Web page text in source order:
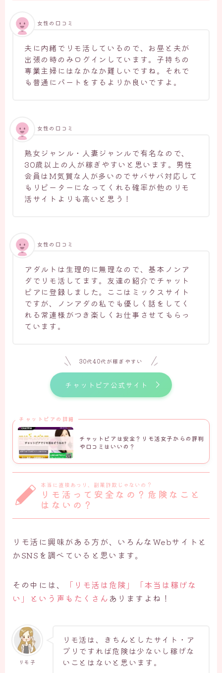
夫に内緒でリモ活しているので、お昼と夫が
出張の時のみログインしています。子持ちの
専業主婦にはなかなか難しいですね。それで
も普通にパートをするよりか良いですよ。
女性の口コミ
熟女ジャンル・人妻ジャンルで有名なので、
30歳以上の人が稼ぎやすいと思います。男性
会員はM気質な人が多いのでサバサバ対応して
もリピーターになってくれる確率が他のリモ
活サイトよりも高いと思う！
女性の口コミ
アダルトは生理的に無理なので、基本ノンア
ダでリモ活してます。友達の紹介でチャット
ピアに登録しました。ここはミックスサイト
ですが、ノンアダの私でも優しく話をしてく
れる常連様がつき楽しくお仕事させてもらっ
ています。
女性の口コミ
30代40代が稼ぎやすい
チャットピア公式サイト
チャットピアの詳細
チャットピアは安全？リモ活女子からの評判
や口コミはいいの？
本当に直接あっり、副業詐欺じゃないの？
リモ活って安全なの？危険なこと
はないの？
リモ活に興味がある方が、いろんなWebサイトと
かSNSを調べていると思います。
その中には、
「リモ活は危険」「本当は稼げな
い」という声もたくさん ありますよね！
リモ子
リモ活は、きちんとしたサイト・ア
プリですれば危険は少ないし稼げな
いことはないと思います。